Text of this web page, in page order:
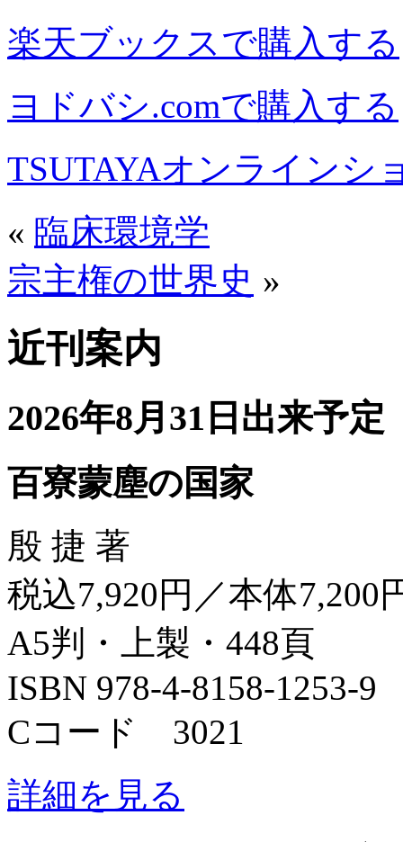
楽天ブックスで購入する
ヨドバシ.comで購入する
TSUTAYAオンラインシ
« 臨床環境学
宗主権の世界史 »
近刊案内
2026年8月31日出来予定
百寮蒙塵の国家
殷 捷 著
税込7,920円／本体7,200
A5判・上製・448頁
ISBN 978-4-8158-1253-9
Cコード 3021
詳細を見る